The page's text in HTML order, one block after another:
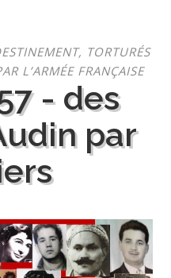
TORTURÉS
L’ARMÉE FRANÇAISE
- des
par